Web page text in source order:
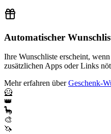
Automatischer
Ihre Wunschliste erscheint,
zusätzlichen Apps oder Links
Mehr erfahren über Geschenk-
🦸
👑
🦕
🎨
🦄